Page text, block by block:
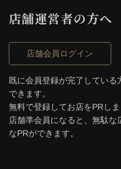
店舗運営者の⽅へ
店舗会員ログイン
既に会員登録が完了している
できます。
無料で登録してお店をPRしま
店舗準会員になると、無駄な
なPRができます。